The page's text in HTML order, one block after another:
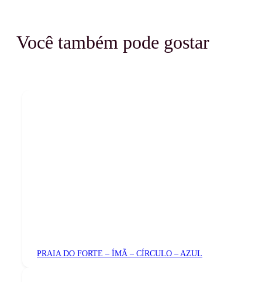
Você também pode gostar
PRAIA DO FORTE – ÍMÃ – CÍRCULO – AZUL